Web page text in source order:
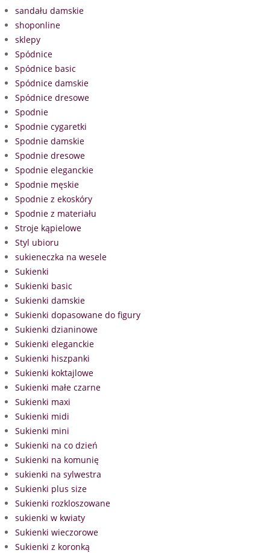
sandału damskie
shoponline
sklepy
Spódnice
Spódnice basic
Spódnice damskie
Spódnice dresowe
Spodnie
Spodnie cygaretki
Spodnie damskie
Spodnie dresowe
Spodnie eleganckie
Spodnie męskie
Spodnie z ekoskóry
Spodnie z materiału
Stroje kąpielowe
Styl ubioru
sukieneczka na wesele
Sukienki
Sukienki basic
Sukienki damskie
Sukienki dopasowane do figury
Sukienki dzianinowe
Sukienki eleganckie
Sukienki hiszpanki
Sukienki koktajlowe
Sukienki małe czarne
Sukienki maxi
Sukienki midi
Sukienki mini
Sukienki na co dzień
Sukienki na komunię
sukienki na sylwestra
Sukienki plus size
Sukienki rozkloszowane
sukienki w kwiaty
Sukienki wieczorowe
Sukienki z koronką